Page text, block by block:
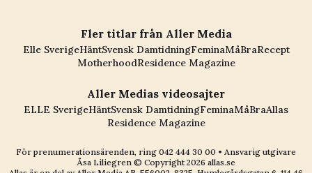
Fler titlar från Aller Media
Elle SverigeHäntSvensk DamtidningFeminaMåBraRecept
MotherhoodResidence Magazine
Aller Medias videosajter
ELLE SverigeHäntSvensk DamtidningFeminaMåBraAllas
Residence Magazine
För prenumerationsärenden, ring 042 444 30 00 • Ansvarig utgivare
Åsa Liliegren © Copyright2026 allas.se